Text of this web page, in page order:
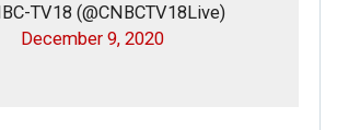
TV18 (@CNBCTV18Live)
December 9, 2020